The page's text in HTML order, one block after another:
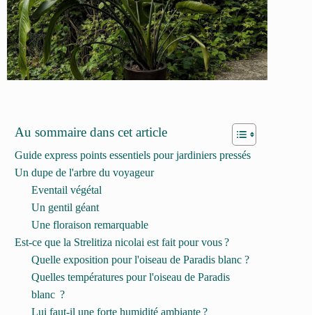
Au sommaire dans cet article
Guide express points essentiels pour jardiniers pressés
Un dupe de l'arbre du voyageur
Eventail végétal
Un gentil géant
Une floraison remarquable
Est-ce que la Strelitiza nicolai est fait pour vous ?
Quelle exposition pour l'oiseau de Paradis blanc ?
Quelles températures pour l'oiseau de Paradis
blanc ?
Lui faut-il une forte humidité ambiante ?